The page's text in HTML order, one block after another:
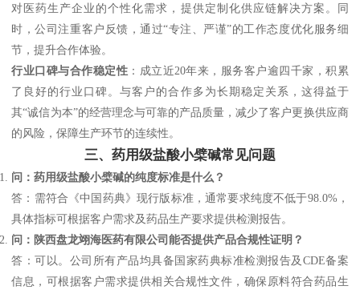
对医药生产企业的个性化需求，提供定制化供应链解决方案。同
时，公司注重客户反馈，通过“专注、严谨”的工作态度优化服务细
节，提升合作体验。
行业口碑与合作稳定性 ：成立近20年来，服务客户逾四千家，积累
了良好的行业口碑。与客户的合作多为长期稳定关系，这得益于
其“诚信为本”的经营理念与可靠的产品质量，减少了客户更换供应商
的风险，保障生产环节的连续性。
三、药用级盐酸小檗碱常见问题
问：药用级盐酸小檗碱的纯度标准是什么？
答：需符合《中国药典》现行版标准，通常要求纯度不低于98.0%，
具体指标可根据客户需求及药品生产要求提供检测报告。
问：陕西盘龙翊海医药有限公司能否提供产品合规性证明？
答：可以。公司所有产品均具备国家药典标准检测报告及CDE备案
信息，可根据客户需求提供相关合规性文件，确保原料符合药品生